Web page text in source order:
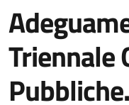
Triennale